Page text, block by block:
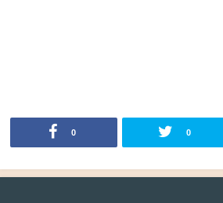
0 0